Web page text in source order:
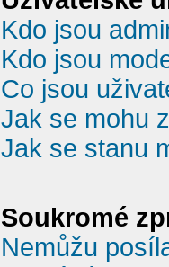
Kdo jsou
Kdo jsou
Co jsou
Jak se mohu
Jak se stanu
Soukromé
Nemůžu